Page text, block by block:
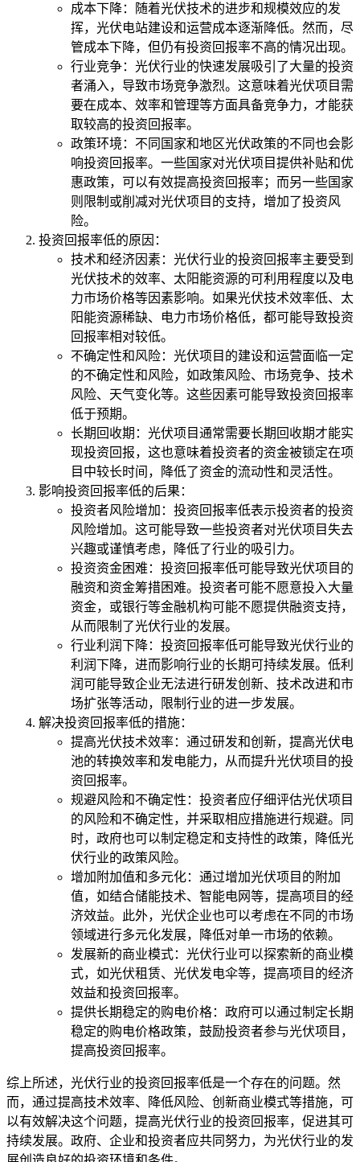
成本下降：随着光伏技术的进步和规模效应的发
挥，光伏电站建设和运营成本逐渐降低。然而，尽
管成本下降，但仍有投资回报率不高的情况出现。
行业竞争：光伏行业的快速发展吸引了大量的投资
者涌入，导致市场竞争激烈。这意味着光伏项目需
要在成本、效率和管理等方面具备竞争力，才能获
取较高的投资回报率。
政策环境：不同国家和地区光伏政策的不同也会影
响投资回报率。一些国家对光伏项目提供补贴和优
惠政策，可以有效提高投资回报率；而另一些国家
则限制或削减对光伏项目的支持，增加了投资风
险。
投资回报率低的原因：
技术和经济因素：光伏行业的投资回报率主要受到
光伏技术的效率、太阳能资源的可利用程度以及电
力市场价格等因素影响。如果光伏技术效率低、太
阳能资源稀缺、电力市场价格低，都可能导致投资
回报率相对较低。
不确定性和风险：光伏项目的建设和运营面临一定
的不确定性和风险，如政策风险、市场竞争、技术
风险、天气变化等。这些因素可能导致投资回报率
低于预期。
长期回收期：光伏项目通常需要长期回收期才能实
现投资回报，这也意味着投资者的资金被锁定在项
目中较长时间，降低了资金的流动性和灵活性。
影响投资回报率低的后果：
投资者风险增加：投资回报率低表示投资者的投资
风险增加。这可能导致一些投资者对光伏项目失去
兴趣或谨慎考虑，降低了行业的吸引力。
投资资金困难：投资回报率低可能导致光伏项目的
融资和资金筹措困难。投资者可能不愿意投入大量
资金，或银行等金融机构可能不愿提供融资支持，
从而限制了光伏行业的发展。
行业利润下降：投资回报率低可能导致光伏行业的
利润下降，进而影响行业的长期可持续发展。低利
润可能导致企业无法进行研发创新、技术改进和市
场扩张等活动，限制行业的进一步发展。
解决投资回报率低的措施：
提高光伏技术效率：通过研发和创新，提高光伏电
池的转换效率和发电能力，从而提升光伏项目的投
资回报率。
规避风险和不确定性：投资者应仔细评估光伏项目
的风险和不确定性，并采取相应措施进行规避。同
时，政府也可以制定稳定和支持性的政策，降低光
伏行业的政策风险。
增加附加值和多元化：通过增加光伏项目的附加
值，如结合储能技术、智能电网等，提高项目的经
济效益。此外，光伏企业也可以考虑在不同的市场
领域进行多元化发展，降低对单一市场的依赖。
发展新的商业模式：光伏行业可以探索新的商业模
式，如光伏租赁、光伏发电伞等，提高项目的经济
效益和投资回报率。
提供长期稳定的购电价格：政府可以通过制定长期
稳定的购电价格政策，鼓励投资者参与光伏项目，
提高投资回报率。
综上所述，光伏行业的投资回报率低是一个存在的问题。然
而，通过提高技术效率、降低风险、创新商业模式等措施，可
以有效解决这个问题，提高光伏行业的投资回报率，促进其可
持续发展。政府、企业和投资者应共同努力，为光伏行业的发